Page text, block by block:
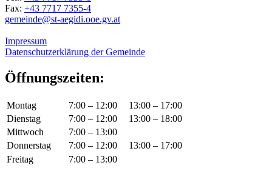
Fax: +43 7717 7355-4
gemeinde@st-aegidi.ooe.gv.at
Impressum
Datenschutzerklärung der Gemeinde
Öffnungszeiten:
Montag 7:00 – 12:00
13:00 – 17:00
Dienstag
7:00 – 12:00
13:00 – 18:00
Mittwoch
7:00 – 13:00
Donnerstag
7:00 – 12:00
13:00 – 17:00
Freitag
7:00 – 13:00